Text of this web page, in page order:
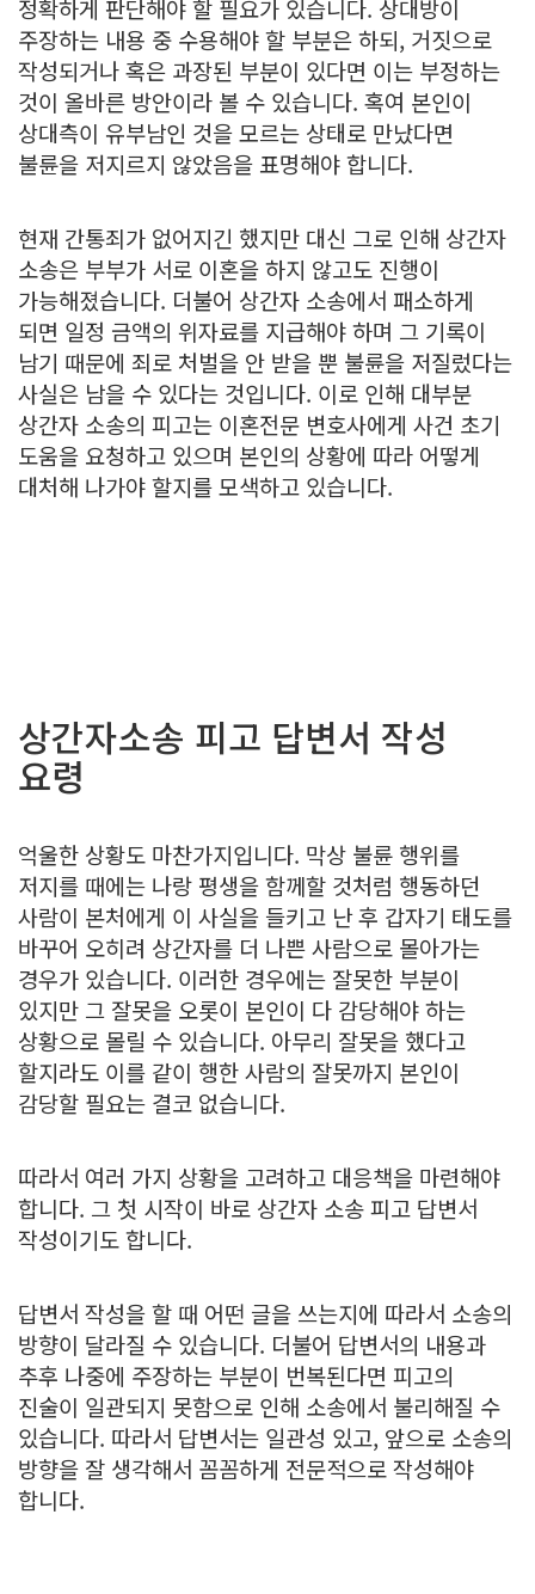
정확하게 판단해야 할 필요가 있습니다. 상대방이
주장하는 내용 중 수용해야 할 부분은 하되, 거짓으로
작성되거나 혹은 과장된 부분이 있다면 이는 부정하는
것이 올바른 방안이라 볼 수 있습니다. 혹여 본인이
상대측이 유부남인 것을 모르는 상태로 만났다면
불륜을 저지르지 않았음을 표명해야 합니다.
​현재 간통죄가 없어지긴 했지만 대신 그로 인해 상간자
소송은 부부가 서로 이혼을 하지 않고도 진행이
가능해졌습니다. 더불어 상간자 소송에서 패소하게
되면 일정 금액의 위자료를 지급해야 하며 그 기록이
남기 때문에 죄로 처벌을 안 받을 뿐 불륜을 저질렀다는
사실은 남을 수 있다는 것입니다. 이로 인해 대부분
상간자 소송의 피고는 이혼전문 변호사에게 사건 초기
도움을 요청하고 있으며 본인의 상황에 따라 어떻게
대처해 나가야 할지를 모색하고 있습니다.
상간자소송 피고 답변서 작성
요령
억울한 상황도 마찬가지입니다. 막상 불륜 행위를
저지를 때에는 나랑 평생을 함께할 것처럼 행동하던
사람이 본처에게 이 사실을 들키고 난 후 갑자기 태도를
바꾸어 오히려 상간자를 더 나쁜 사람으로 몰아가는
경우가 있습니다. 이러한 경우에는 잘못한 부분이
있지만 그 잘못을 오롯이 본인이 다 감당해야 하는
상황으로 몰릴 수 있습니다. 아무리 잘못을 했다고
할지라도 이를 같이 행한 사람의 잘못까지 본인이
감당할 필요는 결코 없습니다.
​따라서 여러 가지 상황을 고려하고 대응책을 마련해야
합니다. 그 첫 시작이 바로 상간자 소송 피고 답변서
작성이기도 합니다.
​답변서 작성을 할 때 어떤 글을 쓰는지에 따라서 소송의
방향이 달라질 수 있습니다. 더불어 답변서의 내용과
추후 나중에 주장하는 부분이 번복된다면 피고의
진술이 일관되지 못함으로 인해 소송에서 불리해질 수
있습니다. 따라서 답변서는 일관성 있고, 앞으로 소송의
방향을 잘 생각해서 꼼꼼하게 전문적으로 작성해야
합니다.